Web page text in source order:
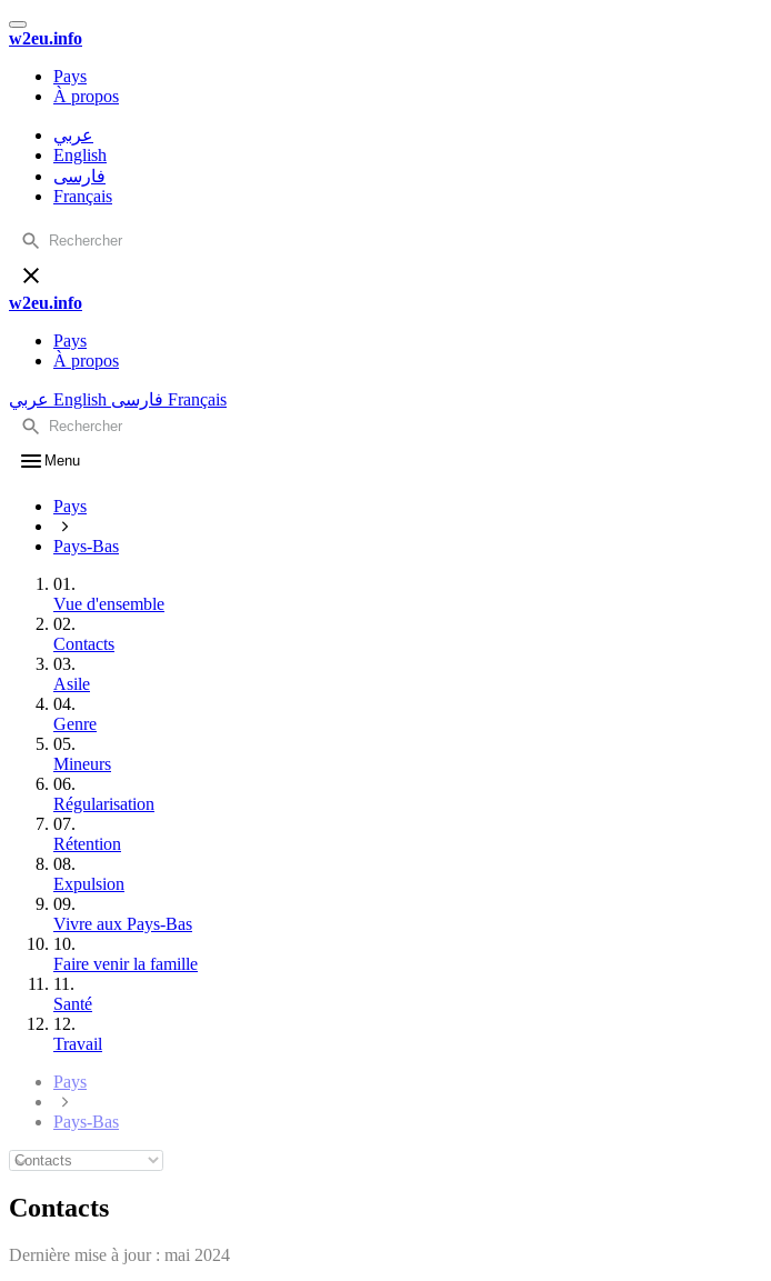
w2eu.info
Pays
À propos
عربي
English
فارسی
Français
w2eu.info
Pays
À propos
عربي English فارسی Français
Menu
Pays
Pays-Bas
01.
Vue d'ensemble
02.
Contacts
03.
Asile
04.
Genre
05.
Mineurs
06.
Régularisation
07.
Rétention
08.
Expulsion
09.
Vivre aux Pays‑Bas
10.
Faire venir la famille
11.
Santé
12.
Travail
Pays
Pays-Bas
Contacts
Dernière mise à jour : mai 2024